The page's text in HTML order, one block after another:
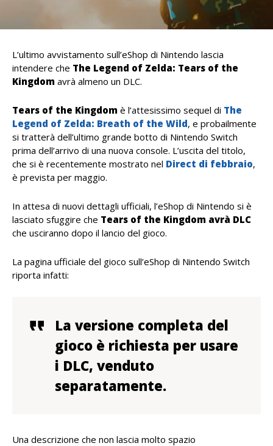
L’ultimo avvistamento sull’eShop di Nintendo lascia
intendere che The Legend of Zelda: Tears of the
Kingdom avrà almeno un DLC.
Tears of the Kingdom è l’attesissimo sequel di The
Legend of Zelda: Breath of the Wild, e probailmente
si tratterà dell’ultimo grande botto di Nintendo Switch
prima dell’arrivo di una nuova console. L’uscita del titolo,
che si è recentemente mostrato nel Direct di febbraio,
è prevista per maggio.
In attesa di nuovi dettagli ufficiali, l’eShop di Nintendo si è
lasciato sfuggire che Tears of the Kingdom avrà DLC
che usciranno dopo il lancio del gioco.
La pagina ufficiale del gioco sull’eShop di Nintendo Switch
riporta infatti:
La versione completa del
gioco è richiesta per usare
i DLC, venduto
separatamente.
Una descrizione che non lascia molto spazio